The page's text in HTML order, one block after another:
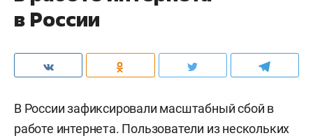
в России
В России зафиксировали масштабный сбой в
работе интернета. Пользователи из нескольких